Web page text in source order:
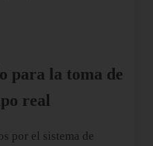
para la toma de
real
por el sistema de